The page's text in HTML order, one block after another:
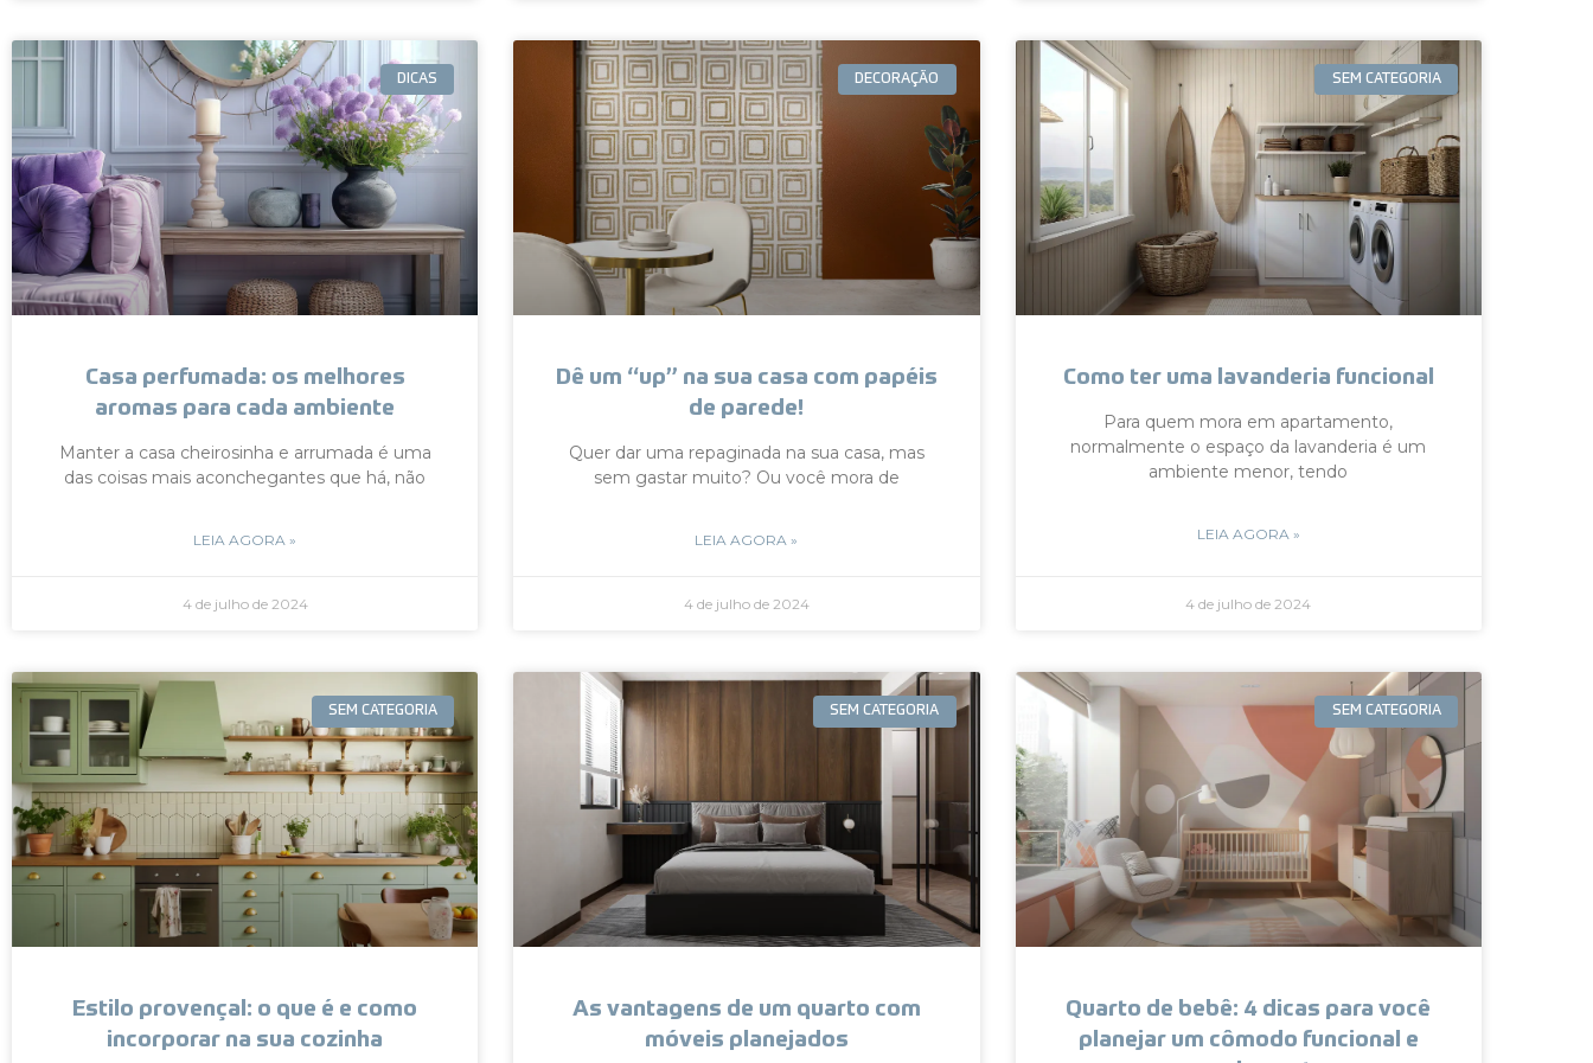
DICAS
Casa perfumada: os melhores
aromas para cada ambiente
Manter a casa cheirosinha e arrumada é uma
das coisas mais aconchegantes que há, não
LEIA AGORA »
4 de julho de 2024
DECORAÇÃO
Dê um “up” na sua casa com papéis
de parede!
Quer dar uma repaginada na sua casa, mas
sem gastar muito? Ou você mora de
LEIA AGORA »
4 de julho de 2024
SEM CATEGORIA
Como ter uma lavanderia funcional
Para quem mora em apartamento,
normalmente o espaço da lavanderia é um
ambiente menor, tendo
LEIA AGORA »
4 de julho de 2024
SEM CATEGORIA
Estilo provençal: o que é e como
incorporar na sua cozinha
SEM CATEGORIA
As vantagens de um quarto com
móveis planejados
SEM CATEGORIA
Quarto de bebê: 4 dicas para você
planejar um cômodo funcional e